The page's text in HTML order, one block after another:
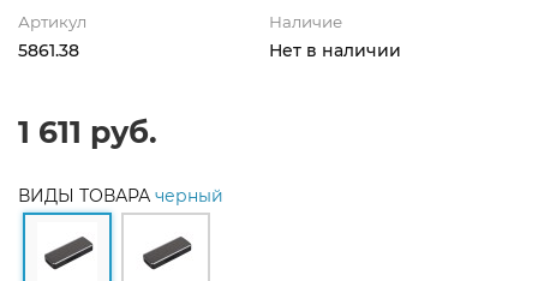
Артикул
5861.38
Наличие
Нет в наличии
1 611 руб.
ВИДЫ ТОВАРА черный